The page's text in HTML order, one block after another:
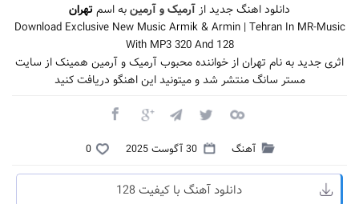
دانلود اهنگ جدید از آرمیک و آرمینبه اسمتهران
Download Exclusive New Music Armik & Armin | Tehran In MR-Music
With MP3 320 And 128
اثری جدید به نام تهران از خواننده محبوب آرمیک و آرمین همینک از سایت
مستر سانگ منتشر شد و میتونید این اهنگو دریافت کنید
آهنگ 30 آگوست 2025 0
دانلود آهنگ با کیفیت 128